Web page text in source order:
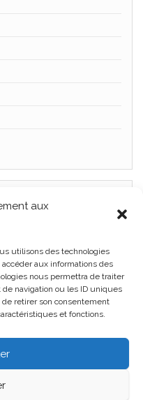
aux
utilisons des technologies
aux informations des
nous permettra de traiter
navigation ou les ID uniques
retirer son consentement
et fonctions.
de